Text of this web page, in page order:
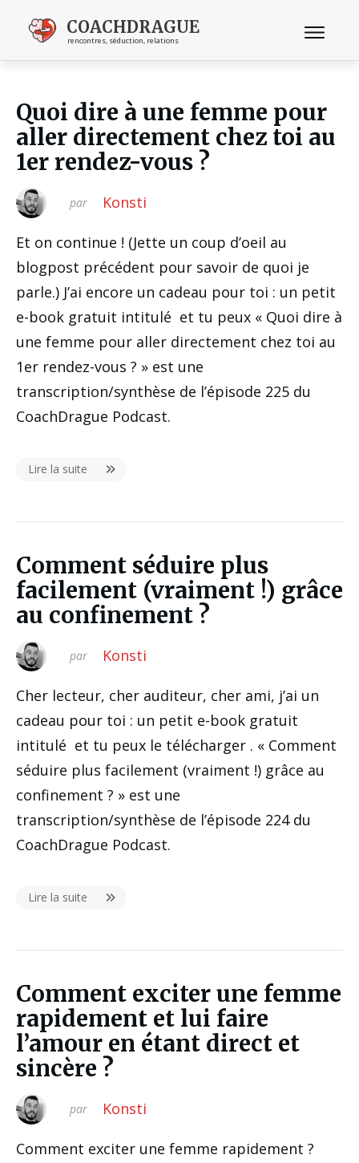
COACHDRAGUE
rencontres, séduction, relations
Quoi dire à une femme pour
aller directement chez toi au
1er rendez-vous ?
par Konsti
Et on continue ! (Jette un coup d’oeil au
blogpost précédent pour savoir de quoi je
parle.) J’ai encore un cadeau pour toi : un petit
e-book gratuit intitulé et tu peux « Quoi dire à
une femme pour aller directement chez toi au
1er rendez-vous ? » est une
transcription/synthèse de l’épisode 225 du
CoachDrague Podcast.
Lire la suite
Comment séduire plus
facilement (vraiment !) grâce
au confinement ?
par Konsti
Cher lecteur, cher auditeur, cher ami, j’ai un
cadeau pour toi : un petit e-book gratuit
intitulé et tu peux le télécharger . « Comment
séduire plus facilement (vraiment !) grâce au
confinement ? » est une
transcription/synthèse de l’épisode 224 du
CoachDrague Podcast.
Lire la suite
Comment exciter une femme
rapidement et lui faire
l’amour en étant direct et
sincère ?
par Konsti
Comment exciter une femme rapidement ?